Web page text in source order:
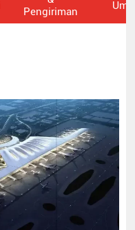
Pengiriman